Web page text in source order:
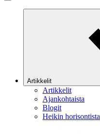
Artikkelit
Artikkelit
Ajankohtaista
Blogit
Heikin horisontista